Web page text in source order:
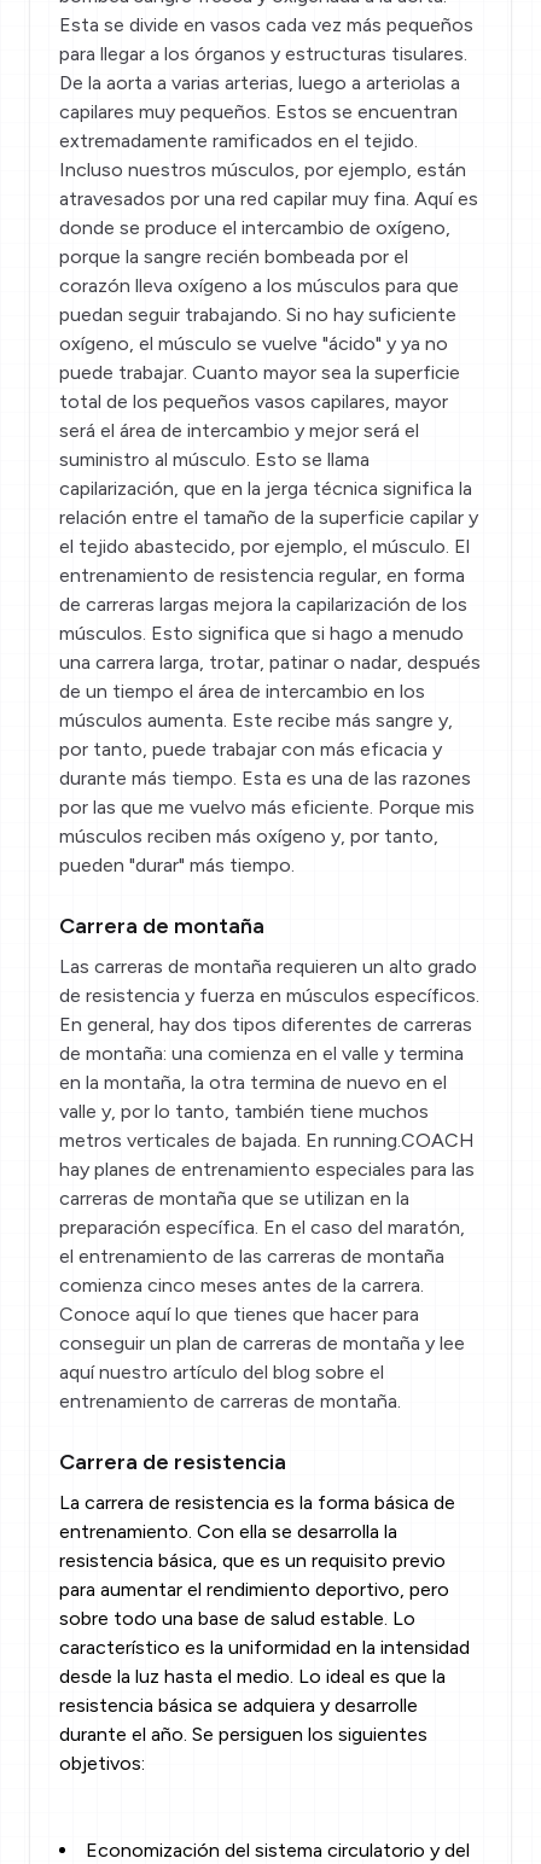
Esta se divide en vasos cada vez más pequeños
para llegar a los órganos y estructuras tisulares.
De la aorta a varias arterias, luego a arteriolas a
capilares muy pequeños. Estos se encuentran
extremadamente ramificados en el tejido.
Incluso nuestros músculos, por ejemplo, están
atravesados por una red capilar muy fina. Aquí es
donde se produce el intercambio de oxígeno,
porque la sangre recién bombeada por el
corazón lleva oxígeno a los músculos para que
puedan seguir trabajando. Si no hay suficiente
oxígeno, el músculo se vuelve "ácido" y ya no
puede trabajar. Cuanto mayor sea la superficie
total de los pequeños vasos capilares, mayor
será el área de intercambio y mejor será el
suministro al músculo. Esto se llama
capilarización, que en la jerga técnica significa la
relación entre el tamaño de la superficie capilar y
el tejido abastecido, por ejemplo, el músculo. El
entrenamiento de resistencia regular, en forma
de carreras largas mejora la capilarización de los
músculos. Esto significa que si hago a menudo
una carrera larga, trotar, patinar o nadar, después
de un tiempo el área de intercambio en los
músculos aumenta. Este recibe más sangre y,
por tanto, puede trabajar con más eficacia y
durante más tiempo. Esta es una de las razones
por las que me vuelvo más eficiente. Porque mis
músculos reciben más oxígeno y, por tanto,
pueden "durar" más tiempo.
Carrera de montaña
Las carreras de montaña requieren un alto grado
de resistencia y fuerza en músculos específicos.
En general, hay dos tipos diferentes de carreras
de montaña: una comienza en el valle y termina
en la montaña, la otra termina de nuevo en el
valle y, por lo tanto, también tiene muchos
metros verticales de bajada. En running.COACH
hay planes de entrenamiento especiales para las
carreras de montaña que se utilizan en la
preparación específica. En el caso del maratón,
el entrenamiento de las carreras de montaña
comienza cinco meses antes de la carrera.
Conoce aquílo que tienes que hacer para
conseguir un plan de carreras de montaña y lee
aquínuestro artículo del blog sobre el
entrenamiento de carreras de montaña.
Carrera de resistencia
La carrera de resistencia es la forma básica de
entrenamiento. Con ella se desarrolla la
resistencia básica, que es un requisito previo
para aumentar el rendimiento deportivo, pero
sobre todo una base de salud estable. Lo
característico es la uniformidad en la intensidad
desde la luz hasta el medio. Lo ideal es que la
resistencia básica se adquiera y desarrolle
durante el año. Se persiguen los siguientes
objetivos:
Economización del sistema circulatorio y del